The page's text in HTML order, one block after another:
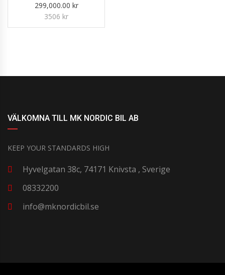
299,000.00 kr
3506 kr
VÄLKOMNA TILL MK NORDIC BIL AB
KEEP YOUR STANDARDS HIGH
Hyvelgatan 38c, 74171 Knivsta , Sverige
08332200
info@mknordicbil.se